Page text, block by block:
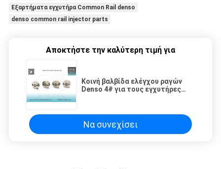
Εξαρτήματα εγχυτήρα Common Rail denso
denso common rail injector parts
Αποκτήστε την καλύτερη τιμή για
Κοινή βαλβίδα ελέγχου ραγών
Denso 4# για τους εγχυτήρες
Να συνεχίσει